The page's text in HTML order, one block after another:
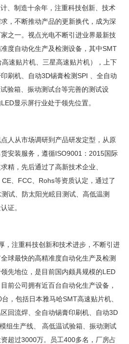
、制造十余年，注重科技创新、技术
，不断推动产品的更新换代，成为深
之一。视点光电不断引进业界最新技
度自动化生产及检测设备，其中SMT
速贴片机、三星高速贴片机），上下
刷机、自动3D锡膏检测SPI 、全自动
验箱、振动测试台等完善的测试设
显示屏行业处于领先位置。
人从市场调研到产品研发定型，从原
安装服务，遵循ISO9001：2015国际
精，先后通过了高新技术企业、
、FCC、Rohs等资质认定，通过了
试、防太阳光眩目测试、高低温测
证。
注重科技创新和技术进步，不断引进
球最快的高精准度自动化生产及检测
先地位，是目前国内颇具规模的LED
前公司拥有近百台自动化生产设备，
，包括日本雅马哈SMT高速贴片机、
回流焊、全自动锡膏印刷机、自动3D
组生产线、 高低温试验箱、振动测试
超过3000万。员工400多名，厂房占